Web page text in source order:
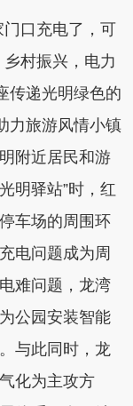
门口充电了，可
村振兴，电力
传递光明绿色的
力旅游风情小镇
附近居民和游
明驿站”时，红
车场的周围环
电问题成为周
难问题，龙湾
公园安装智能
与此同时，龙
化为主攻方